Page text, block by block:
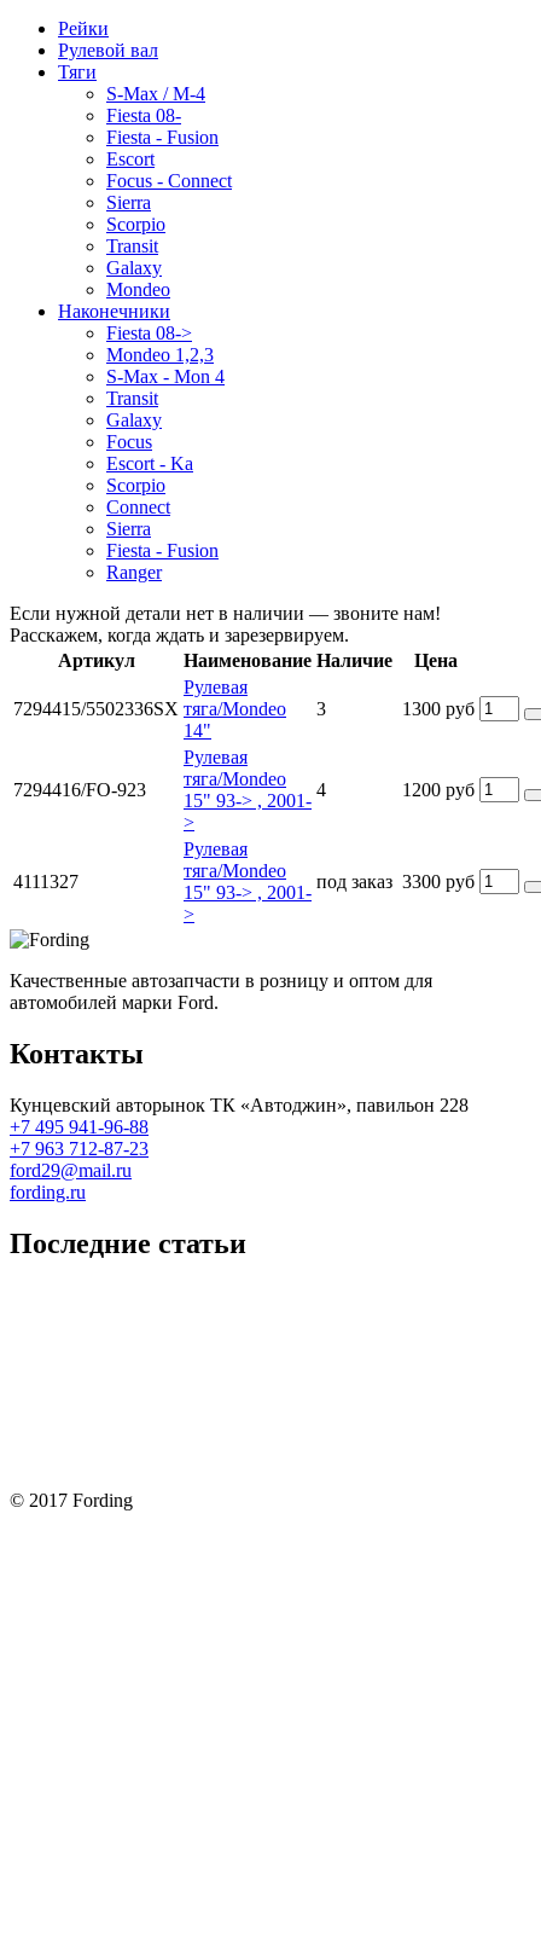
Рейки
Рулевой вал
Тяги
S-Max / M-4
Fiesta 08-
Fiesta - Fusion
Escort
Focus - Connect
Sierra
Scorpio
Transit
Galaxy
Mondeo
Наконечники
Fiesta 08->
Mondeo 1,2,3
S-Max - Mon 4
Transit
Galaxy
Focus
Escort - Ka
Scorpio
Connect
Sierra
Fiesta - Fusion
Ranger
Если нужной детали нет в наличии — звоните нам!
Расскажем, когда ждать и зарезервируем.
Артикул
Наименование Наличие Цена
7294415/5502336SX
Рулевая
тяга/Mondeo
14"
3 1300 руб
7294416/FO-923
Рулевая
тяга/Mondeo
15" 93-> , 2001-
>
4 1200 руб
4111327
Рулевая
тяга/Mondeo
15" 93-> , 2001-
>
под заказ 3300 руб
Качественные автозапчасти в розницу и оптом для
автомобилей марки Ford.
Контакты
Кунцевский авторынок ТК «Автоджин», павильон 228
+7 495 941-96-88
+7 963 712-87-23
ford29@mail.ru
fording.ru
Последние статьи
© 2017 Fording